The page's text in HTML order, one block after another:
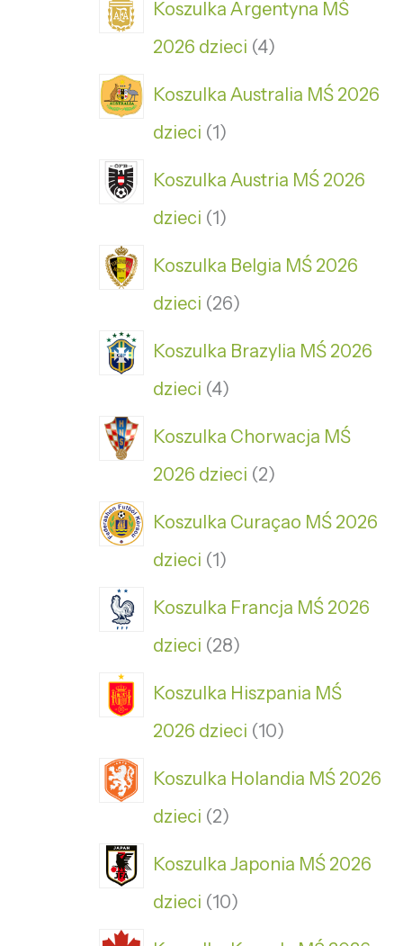
Koszulka Argentyna MŚ
2026 dzieci 4
Koszulka Australia MŚ 2026
dzieci 1
Koszulka Austria MŚ 2026
dzieci 1
Koszulka Belgia MŚ 2026
dzieci 26
Koszulka Brazylia MŚ 2026
dzieci 4
Koszulka Chorwacja MŚ
2026 dzieci 2
Koszulka Curaçao MŚ 2026
dzieci 1
Koszulka Francja MŚ 2026
dzieci 28
Koszulka Hiszpania MŚ
2026 dzieci 10
Koszulka Holandia MŚ 2026
dzieci 2
Koszulka Japonia MŚ 2026
dzieci 10